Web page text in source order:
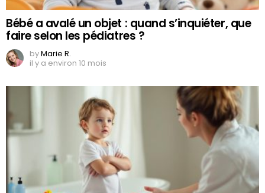
Bébé a avalé un objet : quand s’inquiéter, que
faire selon les pédiatres ?
byMarie R.
il y a environ 10 mois